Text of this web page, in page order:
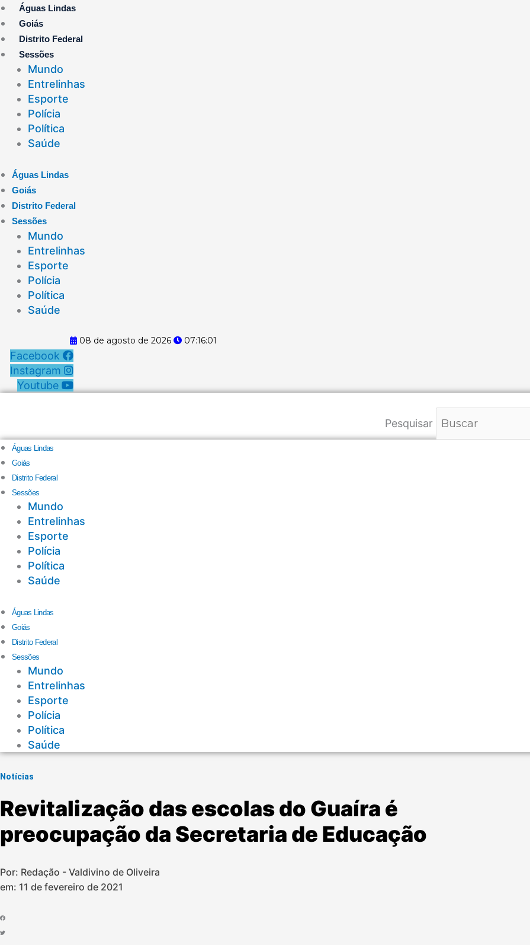
Ir
para
o
conteúdo
Águas Lindas
Goiás
Distrito Federal
Sessões
Mundo
Entrelinhas
Esporte
Polícia
Política
Saúde
Águas Lindas
Goiás
Distrito Federal
Sessões
Mundo
Entrelinhas
Esporte
Polícia
Política
Saúde
08 de agosto de 2026 07:16:02
Facebook
Instagram
Youtube
Pesquisar
Águas Lindas
Goiás
Distrito Federal
Sessões
Mundo
Entrelinhas
Esporte
Polícia
Política
Saúde
Águas Lindas
Goiás
Distrito Federal
Sessões
Mundo
Entrelinhas
Esporte
Polícia
Política
Saúde
Notícias
Revitalização das escolas do Guaíra é
preocupação da Secretaria de Educação
Por: Redação - Valdivino de Oliveira
em: 11 de fevereiro de 2021